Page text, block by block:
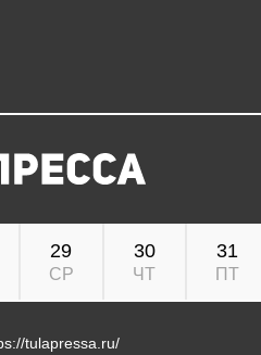
29
СР
30
ЧТ
31
ПТ
tulapressa.ru/